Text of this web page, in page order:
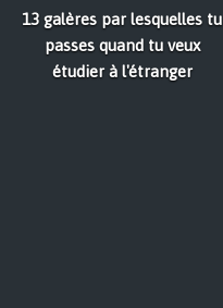
13 galères par lesquelles tu
passes quand tu veux
étudier à l'étranger